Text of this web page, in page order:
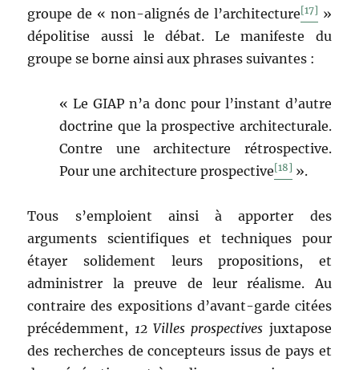
groupe de « non-alignés de l’architecture[17] »
dépolitise aussi le débat. Le manifeste du
groupe se borne ainsi aux phrases suivantes :
« Le GIAP n’a donc pour l’instant d’autre
doctrine que la prospective architecturale.
Contre une architecture rétrospective.
Pour une architecture prospective[18] ».
Tous s’emploient ainsi à apporter des
arguments scientifiques et techniques pour
étayer solidement leurs propositions, et
administrer la preuve de leur réalisme. Au
contraire des expositions d’avant-garde citées
précédemment, 12 Villes prospectives juxtapose
des recherches de concepteurs issus de pays et